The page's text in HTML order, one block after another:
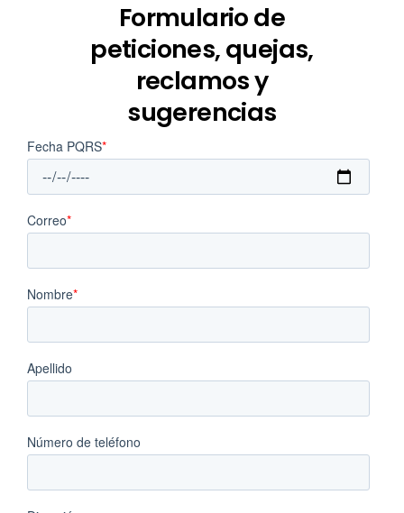
Formulario de
peticiones, quejas,
reclamos y
sugerencias